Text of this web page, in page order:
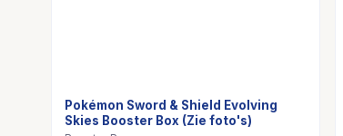
Pokémon Sword & Shield Evolving
Skies Booster Box (Zie foto's)